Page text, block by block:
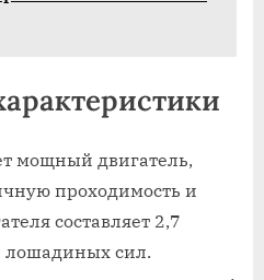
мощный двигатель,
проходимость и
составляет 2,7
лошадиных сил.